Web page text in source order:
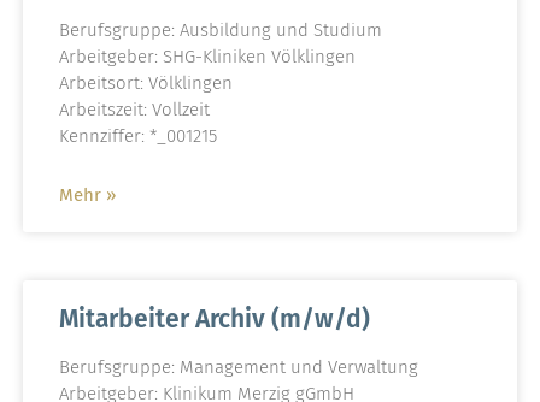
Berufsgruppe: Ausbildung und Studium
Arbeitgeber: SHG-Kliniken Völklingen
Arbeitsort: Völklingen
Arbeitszeit: Vollzeit
Kennziffer: *_001215
Mehr »
Mitarbeiter Archiv (m/w/d)
Berufsgruppe: Management und Verwaltung
Arbeitgeber: Klinikum Merzig gGmbH